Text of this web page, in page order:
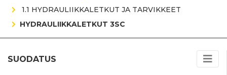
1.1 HYDRAULIIKKALETKUT JA TARVIKKEET
HYDRAULIIKKALETKUT 3SC
SUODATUS